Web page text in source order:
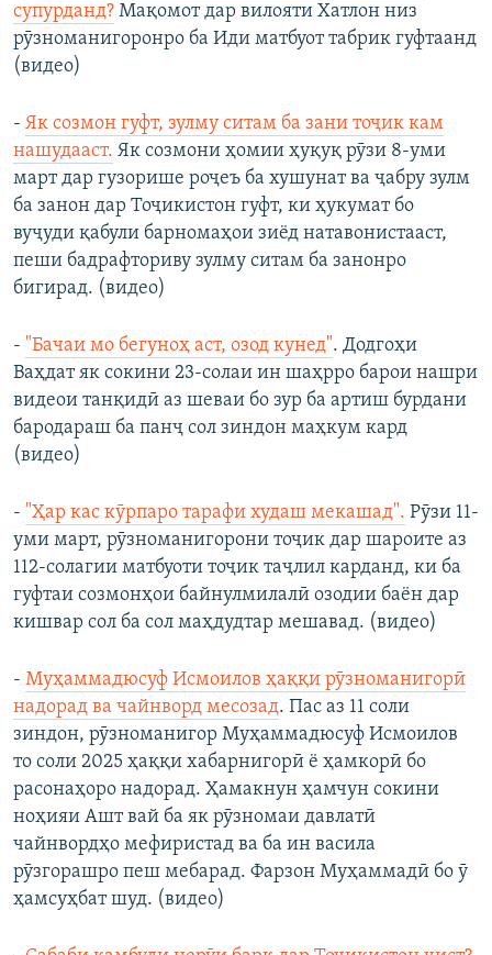
супурданд? Мақомот дар вилояти Хатлон низ
рӯзноманигоронро ба Иди матбуот табрик гуфтаанд
(видео)
- Як созмон гуфт, зулму ситам ба зани тоҷик кам
нашудааст. Як созмони ҳомии ҳуқуқ рӯзи 8-уми
март дар гузорише роҷеъ ба хушунат ва ҷабру зулм
ба занон дар Тоҷикистон гуфт, ки ҳукумат бо
вуҷуди қабули барномаҳои зиёд натавонистааст,
пеши бадрафториву зулму ситам ба занонро
бигирад. (видео)
- "Бачаи мо бегуноҳ аст, озод кунед". Додгоҳи
Ваҳдат як сокини 23-солаи ин шаҳрро барои нашри
видеои танқидӣ аз шеваи бо зур ба артиш бурдани
бародараш ба панҷ сол зиндон маҳкум кард
(видео)
- "Ҳар кас кӯрпаро тарафи худаш мекашад". Рӯзи 11-
уми март, рӯзноманигорони тоҷик дар шароите аз
112-солагии матбуоти тоҷик таҷлил карданд, ки ба
гуфтаи созмонҳои байнулмилалӣ озодии баён дар
кишвар сол ба сол маҳдудтар мешавад. (видео)
- Муҳаммадюсуф Исмоилов ҳаққи рӯзноманигорӣ
надорад ва чайнворд месозад. Пас аз 11 соли
зиндон, рӯзноманигор Муҳаммадюсуф Исмоилов
то соли 2025 ҳаққи хабарнигорӣ ё ҳамкорӣ бо
расонаҳоро надорад. Ҳамакнун ҳамчун сокини
ноҳияи Ашт вай ба як рӯзномаи давлатӣ
чайнвордҳо мефиристад ва ба ин васила
рӯзгорашро пеш мебарад. Фарзон Муҳаммадӣ бо ӯ
ҳамсуҳбат шуд. (видео)